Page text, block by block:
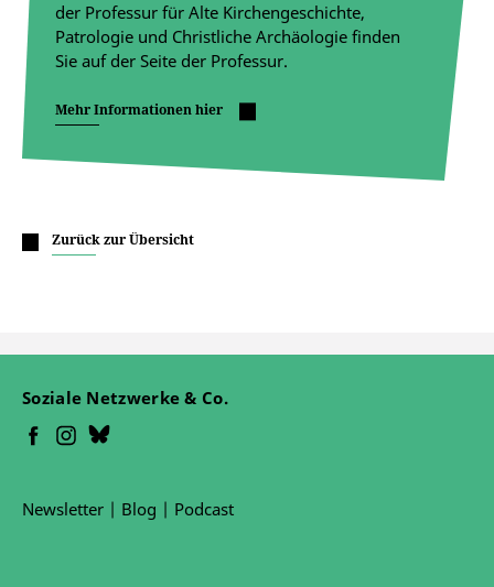
der Professur für Alte Kirchengeschichte,
Patrologie und Christliche Archäologie finden
Sie auf der Seite der Professur.
Mehr Informationen hier
Zurück zur Übersicht
Soziale Netzwerke & Co.
Newsletter | Blog | Podcast